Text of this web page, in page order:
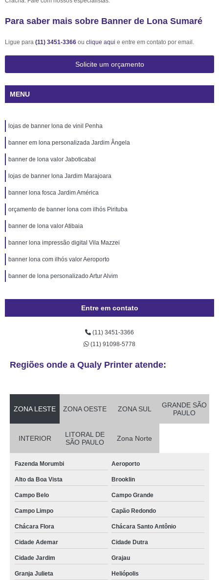
Para saber mais sobre Banner de Lona Sumaré
Ligue para (11) 3451-3366 ou clique aqui e entre em contato por email.
Solicite um orçamento
MENU
lojas de banner lona de vinil Penha
banner em lona personalizada Jardim Ângela
banner de lona valor Jaboticabal
lojas de banner lona Jardim Marajoara
banner lona fosca Jardim América
orçamento de banner lona com ilhós Pirituba
banner de lona valor Atibaia
banner lona impressão digital Vila Mazzei
banner lona com ilhós valor Aeroporto
banner de lona personalizado Artur Alvim
Entre em contato
(11) 3451-3366
(11) 91098-5778
Regiões onde a Qualy Printer atende:
ZONA LESTE ZONA OESTE ZONA SUL
GRANDE SÃO
PAULO
INTERIOR
LITORAL DE
SÃO PAULO
Zona Norte
Fazenda Morumbi Aeroporto
Alto da Boa Vista Brooklin
Campo Belo Campo Grande
Campo Limpo Capão Redondo
Chácara Flora Chácara Santo Antônio
Cidade Ademar Cidade Dutra
Cidade Jardim Grajau
Granja Julieta Heliópolis